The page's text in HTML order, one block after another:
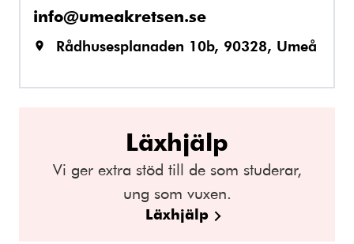
info@umeakretsen.se
Rådhusesplanaden 10b, 90328, Umeå
Läxhjälp
Vi ger extra stöd till de som studerar,
ung som vuxen.
Läxhjälp